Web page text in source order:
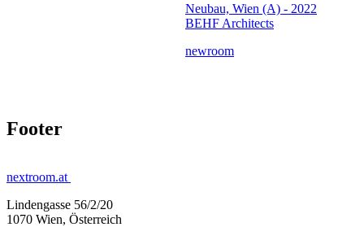
Neubau, Wien (A) - 2022
BEHF Architects
newroom
Footer
nextroom.at
Lindengasse 56/2/20
1070 Wien, Österreich